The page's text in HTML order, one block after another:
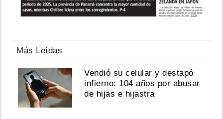
Más Leídas
Vendió su celular y destapó
infierno: 104 años por abusar
de hijas e hijastra